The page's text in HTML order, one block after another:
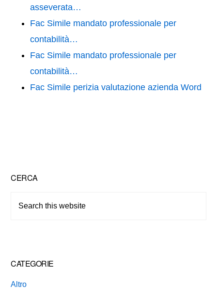
asseverata…
Fac Simile mandato professionale per
contabilità…
Fac Simile mandato professionale per
contabilità…
Fac Simile perizia valutazione azienda Word
Primary
Sidebar
CERCA
CATEGORIE
Altro